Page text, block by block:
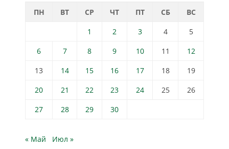
ПН ВТ СР ЧТ ПТ СБ
ВС
1
2 3 4
5
6
7 8 9 10 11
12
13
14 15 16 17 18
19
20
21 22 23 24 25
26
27
28 29 30
« Май Июл »